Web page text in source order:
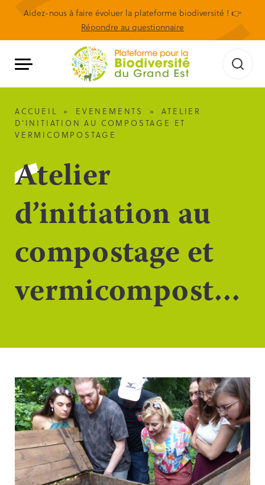
Aidez-nous à faire évoluer la plateforme biodiversité ! 👉
Répondre au questionnaire
ACCUEIL » EVENEMENTS »
ATELIER
D’INITIATION AU COMPOSTAGE ET
VERMICOMPOSTAGE
Atelier
d’initiation au
compostage et
vermicompostage